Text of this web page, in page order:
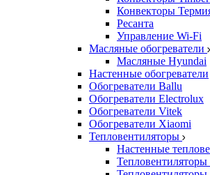
Конвекторы
Ресанта
Управление Wi-Fi
Масляные обогреватели
Масляные Hyundai
Настенные обогреватели
Обогреватели Ballu
Обогреватели Electrolux
Обогреватели Vitek
Обогреватели Xiaomi
Тепловентиляторы
Настенные
Тепловентиляторы